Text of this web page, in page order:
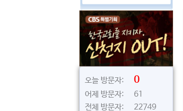
오늘 방문자:0
어제 방문자: 61
전체 방문자: 22749